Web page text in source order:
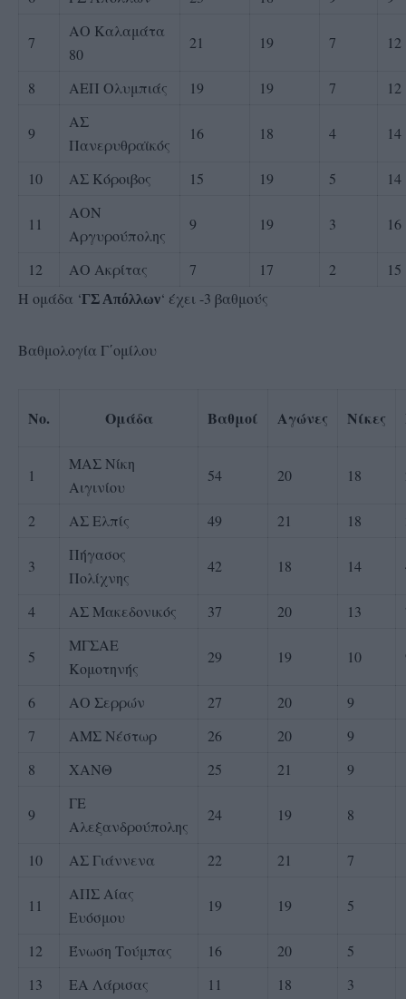
7
ΑΟ Καλαμάτα
80
21 19 7 12
8 ΑΕΠ Ολυμπιάς 19 19 7 12
9
ΑΣ
Πανερυθραϊκός
16 18 4 14
10 ΑΣ Κόροιβος 15 19 5 14
11
ΑΟΝ
Αργυρούπολης
9 19 3 16
12 ΑΟ Ακρίτας 7 17 2
15
Η ομάδα ‘ΓΣ Απόλλων‘ έχει -3 βαθμούς
Βαθμολογία Γ΄ομίλου
No. Ομάδα Βαθμοί Αγώνες Νίκες
1
ΜΑΣ Νίκη
Αιγινίου
54 20 18
2 ΑΣ Ελπίς 49 21 18
3
Πήγασος
Πολίχνης
42 18 14
4 ΑΣ Μακεδονικός 37 20 13
5
ΜΓΣΑΕ
Κομοτηνής
29 19 10
6 ΑΟ Σερρών 27 20 9
7
ΑΜΣ Νέστωρ 26 20 9
8
ΧΑΝΘ 25 21 9
9
ΓΕ
Αλεξανδρούπολης
24 19 8
10 ΑΣ Γιάννενα 22 21 7
11
ΑΠΣ Αίας
Ευόσμου
19 19 5
12 Ένωση Τούμπας 16 20 5
13
ΕΑ Λάρισας 11 18 3